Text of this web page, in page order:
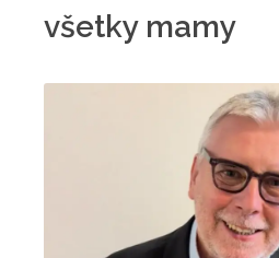
všetky mamy